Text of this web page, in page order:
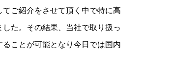
ご紹介をさせて頂く中で特に高
た。その結果、当社で取り扱っ
ことが可能となり今日では国内